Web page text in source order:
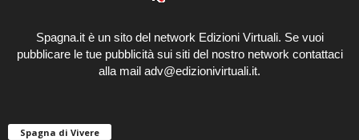
Spagna.it è un sito del network Edizioni Virtuali. Se vuoi
pubblicare le tue pubblicità sui siti del nostro networkcontattaci
alla mail adv@edizionivirtuali.it.
Spagna di Vivere